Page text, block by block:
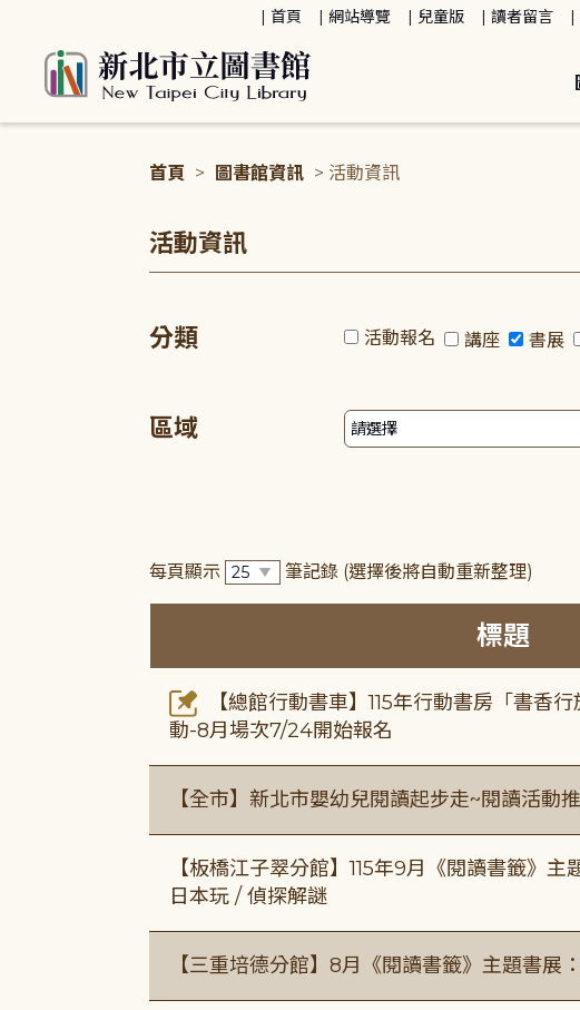
首頁 網站導覽 兒童版 讀者留言
首頁 > 圖書館資訊 > 活動資訊
活動資訊
分類 活動報名 講座 書展
區域
每頁顯示 筆記錄 (選擇後將自動重新整理)
標題
【總館行動書車】115年行動書房「書香
動-8月場次7/24開始報名
【全市】新北市嬰幼兒閱讀起步走~閱讀活動
【板橋江子翠分館】115年9月《閱讀書籤》
日本玩 / 偵探解謎
【三重培德分館】8月《閱讀書籤》主題書展